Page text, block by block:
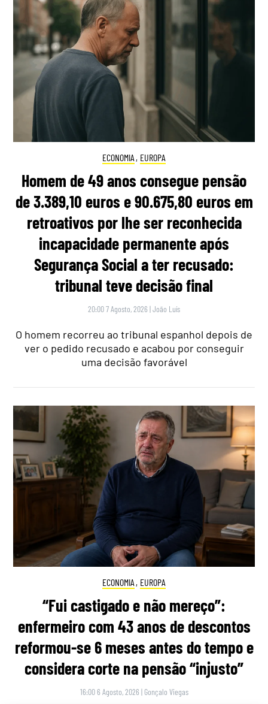
ECONOMIA , EUROPA
Homem de 49 anos consegue pensão
de 3.389,10 euros e 90.675,80 euros em
retroativos por lhe ser reconhecida
incapacidade permanente após
Segurança Social a ter recusado:
tribunal teve decisão final
20:00 7 Agosto, 2026 |João Luís
O homem recorreu ao tribunal espanhol depois de
ver o pedido recusado e acabou por conseguir
uma decisão favorável
ECONOMIA , EUROPA
“Fui castigado e não mereço”:
enfermeiro com 43 anos de descontos
reformou-se 6 meses antes do tempo e
considera corte na pensão “injusto”
16:00 6 Agosto, 2026 | Gonçalo Viegas